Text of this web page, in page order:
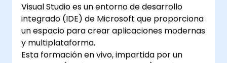
Visual Studio es un entorno de desarrollo
integrado (IDE) de Microsoft que proporciona
un espacio para crear aplicaciones modernas
y multiplataforma.
Esta formación en vivo, impartida por un